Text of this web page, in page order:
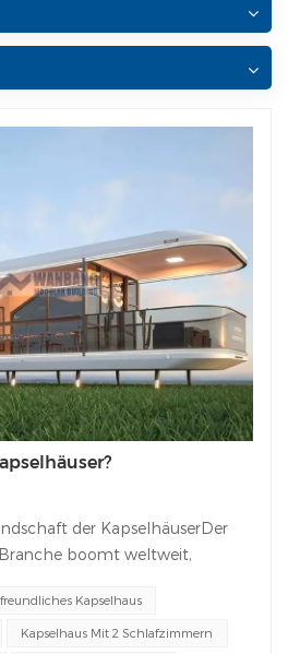
der KapselhäuserDer
boomt weltweit,
und kostengünstigem
Trends
Kapselhaus
Kapselhaus Mit 2 Schlafzimmern